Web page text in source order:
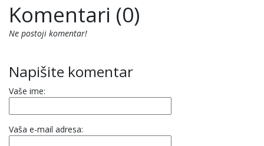
Komentari (0)
Ne postoji komentar!
Napišite komentar
Vaše ime:
Vaša e-mail adresa: